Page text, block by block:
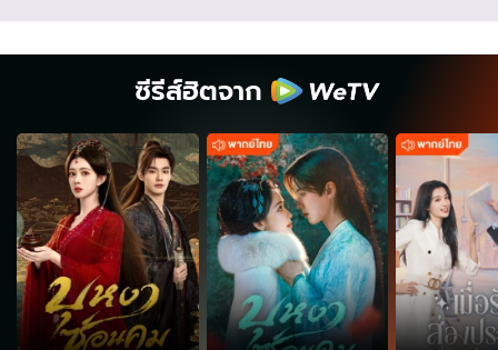
ซีรีส์ฮิตจาก